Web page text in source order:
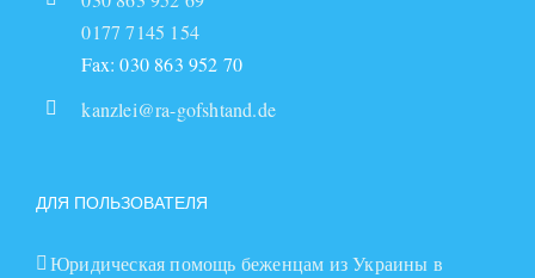
0177 7145 154
Fax: 030 863 952 70
kanzlei@ra-gofshtand.de
ДЛЯ ПОЛЬЗОВАТЕЛЯ
Юридическая помощь беженцам из Украины в